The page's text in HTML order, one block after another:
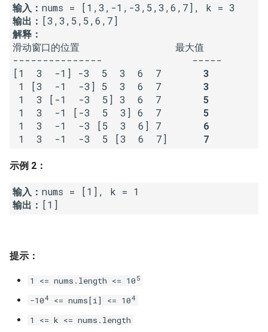
11. 旋转数组的最小数字
12. 矩阵中的路径
13. 机器人的运动范围
14.1. 剪绳子
14.2. 剪绳子 II
15. 二进制中 1 的个数
16. 数值的整数次方
19. 正则表达式匹配
20. 表示数值的字符串
数组
9. 乘积小于 K 的子数组
10. 和为 k 的子数组
11. 和 1 个数相同的子数组
12. 左右两边子数组的和相等
13. 二维子矩阵的和
14. 字符串中的变位词
符串
串
1.9. 字符串轮转
2.1. 移除重复节点
2.2. 返回倒数第 k 个节点
2.3. 删除中间节点
2.4. 分割链表
2.5. 链表求和
2.6. 回文链表
3.1. 三合一
3.2. 栈的最小值
输入：
输出：
解释：
滑动窗口的位置                最大值
---------------               -----
[1  3  -1] -3  5  3  6  7 3
1 [3  -1  -3] 5  3  6  7 3
1  3 [-1  -3  5] 3  6  7
5
1  3  -1 [-3  5  3] 6  7 5
1  3  -1  -3 [5  3  6] 7 6
1  3  -1  -3  5 [3  6  7] 7
示例 2：
输入：
输出：
提示：
1 <= nums.length <= 10 5
-104 <= nums[i] <= 104
1 <= k <= nums.length